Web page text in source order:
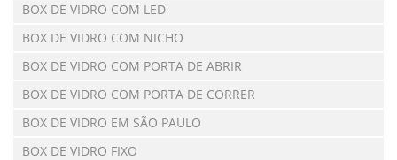
BOX DE VIDRO COM LED
BOX DE VIDRO COM NICHO
BOX DE VIDRO COM PORTA DE ABRIR
BOX DE VIDRO COM PORTA DE CORRER
BOX DE VIDRO EM SÃO PAULO
BOX DE VIDRO FIXO